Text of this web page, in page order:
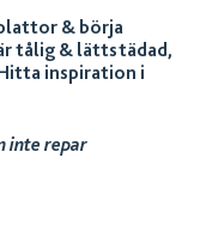
& börja
tålig & lättstädad,
inspiration i
inte repar